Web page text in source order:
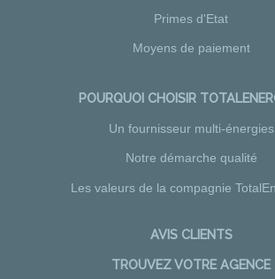
Primes d'Etat
Moyens de paiement
POURQUOI CHOISIR
Un fournisseur multi-énergies
Notre démarche qualité
Les valeurs de la compagnie
AVIS CLIENTS
TROUVEZ VOTRE AGENCE